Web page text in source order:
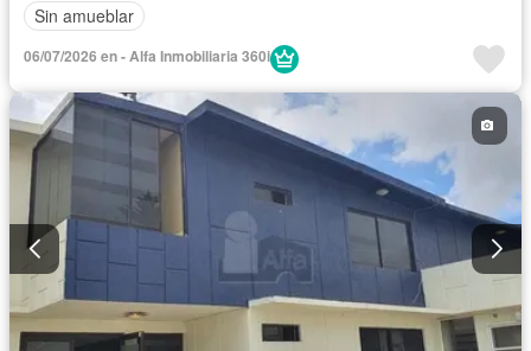
Sin amueblar
06/07/2026 en - Alfa Inmobiliaria 360i